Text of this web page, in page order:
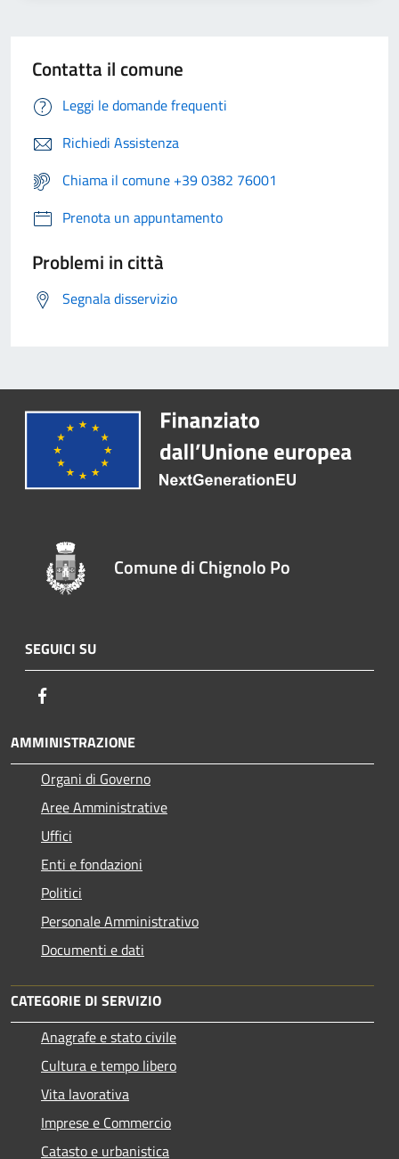
Contatta il comune
Leggi le domande frequenti
Richiedi Assistenza
Chiama il comune +39 0382 76001
Prenota un appuntamento
Problemi in città
Segnala disservizio
Comune di Chignolo Po
SEGUICI SU
AMMINISTRAZIONE
Organi di Governo
Aree Amministrative
Uffici
Enti e fondazioni
Politici
Personale Amministrativo
Documenti e dati
CATEGORIE DI SERVIZIO
Anagrafe e stato civile
Cultura e tempo libero
Vita lavorativa
Imprese e Commercio
Catasto e urbanistica